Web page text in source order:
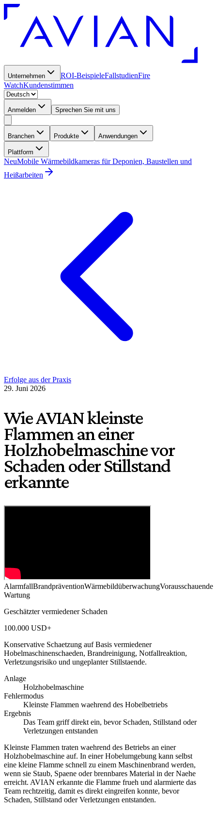
Unternehmen ROI-BeispieleFallstudienFire
WatchKundenstimmen
Anmelden Sprechen Sie mit uns
Branchen Produkte Anwendungen
Plattform
NeuMobile Wärmebildkameras für Deponien, Baustellen und
Heißarbeiten
Erfolge aus der Praxis
29. Juni 2026
Wie AVIAN kleinste
Flammen an einer
Holzhobelmaschine vor
Schaden oder Stillstand
erkannte
AlarmfallBrandpräventionWärmebildüberwachungVorausschauende
Wartung
Geschätzter vermiedener Schaden
100.000 USD+
Konservative Schaetzung auf Basis vermiedener
Hobelmaschinenschaeden, Brandreinigung, Notfallreaktion,
Verletzungsrisiko und ungeplanter Stillstaende.
Anlage
Holzhobelmaschine
Fehlermodus
Kleinste Flammen waehrend des Hobelbetriebs
Ergebnis
Das Team griff direkt ein, bevor Schaden, Stillstand oder
Verletzungen entstanden
Kleinste Flammen traten waehrend des Betriebs an einer
Holzhobelmaschine auf. In einer Hobelumgebung kann selbst
eine kleine Flamme schnell zu einem Maschinenbrand werden,
wenn sie Staub, Spaene oder brennbares Material in der Naehe
erreicht. AVIAN erkannte die Flamme frueh und alarmierte das
Team rechtzeitig, damit es direkt eingreifen konnte, bevor
Schaden, Stillstand oder Verletzungen entstanden.